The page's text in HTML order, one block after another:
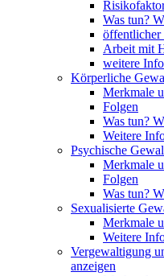
Was tun?
öffentlicher
Arbeit mit
weitere
Körperliche
Merkmale
Folgen
Was tun?
Weitere
Psychische
Merkmale
Folgen
Was tun?
Sexualisierte
Merkmale
Weitere
Vergewaltigung
anzeigen